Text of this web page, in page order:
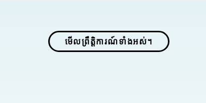
មើលព្រឹត្តិការណ៍ទាំងអស់។